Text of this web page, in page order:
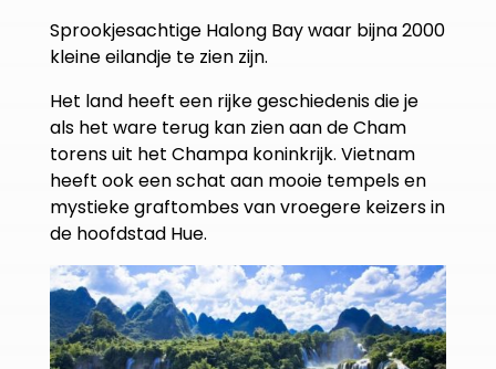
Sprookjesachtige Halong Bay waar bijna 2000
kleine eilandje te zien zijn.
Het land heeft een rijke geschiedenis die je
als het ware terug kan zien aan de Cham
torens uit het Champa koninkrijk. Vietnam
heeft ook een schat aan mooie tempels en
mystieke graftombes van vroegere keizers in
de hoofdstad Hue.